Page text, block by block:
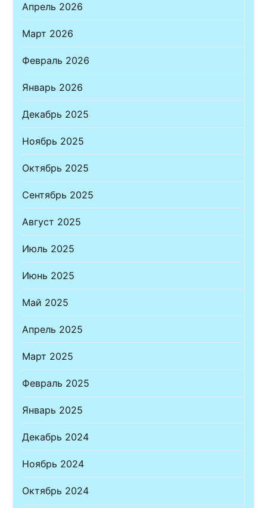
Апрель 2026
Март 2026
Февраль 2026
Январь 2026
Декабрь 2025
Ноябрь 2025
Октябрь 2025
Сентябрь 2025
Август 2025
Июль 2025
Июнь 2025
Май 2025
Апрель 2025
Март 2025
Февраль 2025
Январь 2025
Декабрь 2024
Ноябрь 2024
Октябрь 2024